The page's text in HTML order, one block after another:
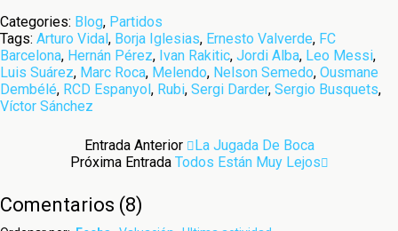
Categories: Blog, Partidos
Tags: Arturo Vidal, Borja Iglesias, Ernesto Valverde, FC
Barcelona, Hernán Pérez, Ivan Rakitic, Jordi Alba, Leo Messi,
Luis Suárez, Marc Roca, Melendo, Nelson Semedo, Ousmane
Dembélé, RCD Espanyol, Rubi, Sergi Darder, Sergio Busquets,
Víctor Sánchez
Entrada Anterior
La Jugada De Boca
Próxima Entrada Todos Están Muy Lejos
Comentarios (8)